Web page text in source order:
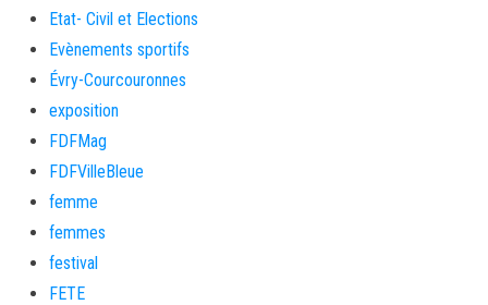
Etat- Civil et Elections
Evènements sportifs
Évry-Courcouronnes
exposition
FDFMag
FDFVilleBleue
femme
femmes
festival
FETE